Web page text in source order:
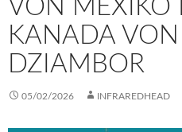
VON MEXIKO
KANADA VON
DZIAMBOR
05/02/2026 INFRAREDHEAD